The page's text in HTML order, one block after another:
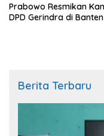
Prabowo Resmikan
DPD Gerindra di Banten
Berita Terbaru